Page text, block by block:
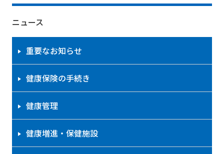
ニュース
重要なお知らせ
健康保険の手続き
健康管理
健康増進・保健施設